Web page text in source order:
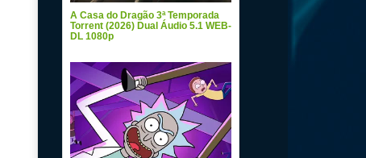
A Casa do Dragão 3ª Temporada
Torrent (2026) Dual Áudio 5.1 WEB-
DL 1080p